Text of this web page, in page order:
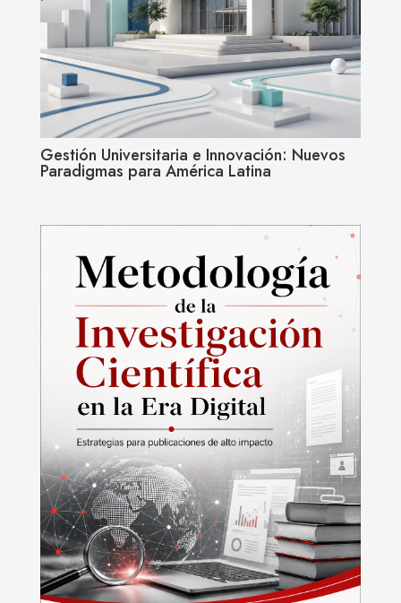
Gestión Universitaria e Innovación: Nuevos
Paradigmas para América Latina